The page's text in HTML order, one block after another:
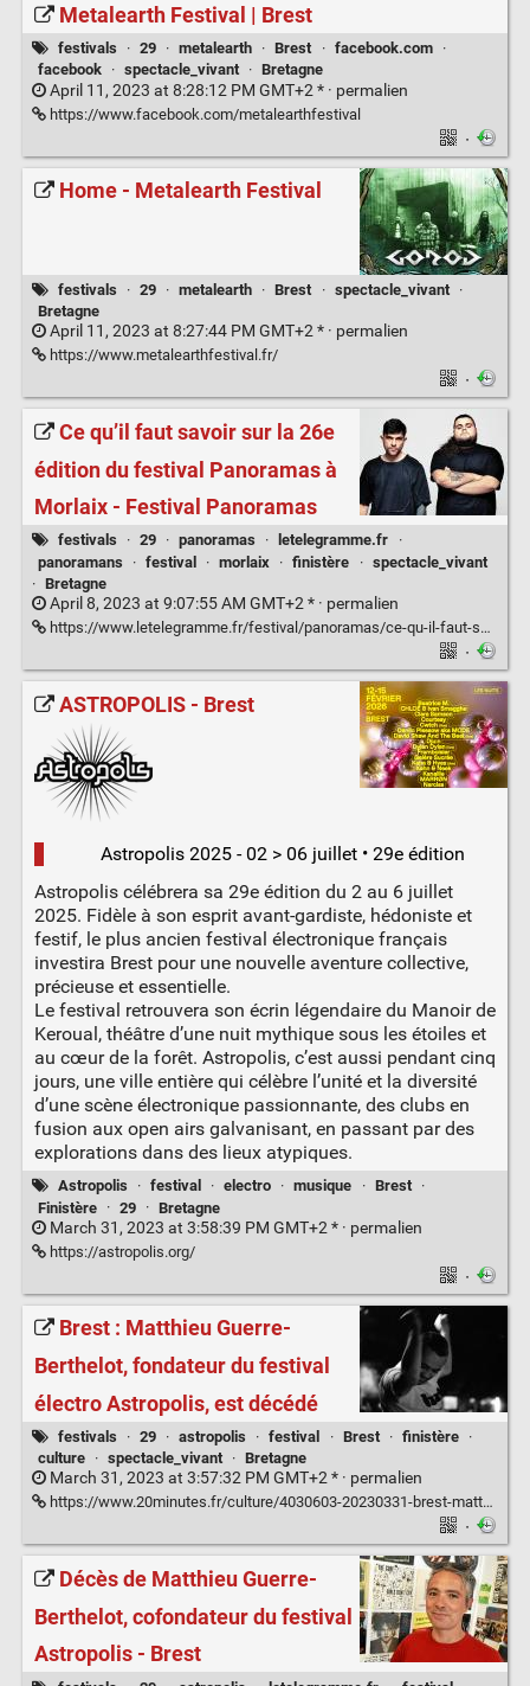
Metalearth Festival | Brest
festivals · 29 · metalearth · Brest · facebook.com
·
facebook
· spectacle_vivant · Bretagne
April 11, 2023 at 8:28:12 PM GMT+2 * · permalien
https://www.facebook.com/metalearthfestival
·
Home - Metalearth Festival
festivals · 29 · metalearth · Brest · spectacle_vivant
·
Bretagne
April 11, 2023 at 8:27:44 PM GMT+2 * · permalien
https://www.metalearthfestival.fr/
·
Ce qu’il faut savoir sur la 26e
édition du festival Panoramas à
Morlaix - Festival Panoramas
festivals · 29 · panoramas · letelegramme.fr
·
panoramans
· festival · morlaix · finistère · spectacle_vivant
· Bretagne
April 8, 2023 at 9:07:55 AM GMT+2 * · permalien
https://www.letelegramme.fr/festival/panoramas/ce-qu-il-faut-savoir-sur-la-26e-edition-du-festival-panoramas-a-morlaix-07-04-2023-13313822.php
·
ASTROPOLIS - Brest
Astropolis 2025 - 02 > 06 juillet • 29e édition
Astropolis célébrera sa 29e édition du 2 au 6 juillet
2025. Fidèle à son esprit avant-gardiste, hédoniste et
festif, le plus ancien festival électronique français
investira Brest pour une nouvelle aventure collective,
précieuse et essentielle.
Le festival retrouvera son écrin légendaire du Manoir de
Keroual, théâtre d’une nuit mythique sous les étoiles et
au cœur de la forêt. Astropolis, c’est aussi pendant cinq
jours, une ville entière qui célèbre l’unité et la diversité
d’une scène électronique passionnante, des clubs en
fusion aux open airs galvanisant, en passant par des
explorations dans des lieux atypiques.
Astropolis · festival · electro · musique · Brest
·
Finistère
· 29 · Bretagne
March 31, 2023 at 3:58:39 PM GMT+2 * · permalien
https://astropolis.org/
·
Brest : Matthieu Guerre-
Berthelot, fondateur du festival
électro Astropolis, est décédé
festivals · 29 · astropolis · festival · Brest · finistère
·
culture
· spectacle_vivant · Bretagne
March 31, 2023 at 3:57:32 PM GMT+2 * · permalien
https://www.20minutes.fr/culture/4030603-20230331-brest-matthieu-guerre-berthelot-fondateur-festival-electro-astropolis-decede
·
Décès de Matthieu Guerre-
Berthelot, cofondateur du festival
Astropolis - Brest